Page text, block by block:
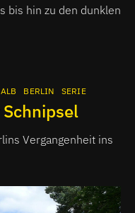
bis hin zu den dunklen
BERLIN SERIE
Vergangenheit ins